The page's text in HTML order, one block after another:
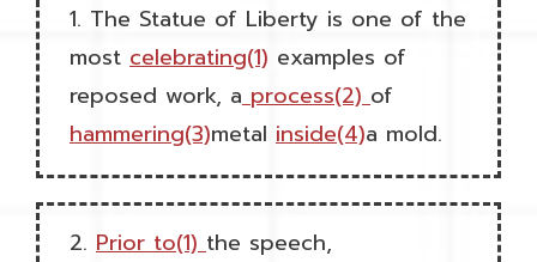
1. The Statue of Liberty is one of the
most celebrating(1) examples of
reposed work, a process(2)of
hammering(3)metal inside(4)a mold.
2. Prior to(1)the speech,